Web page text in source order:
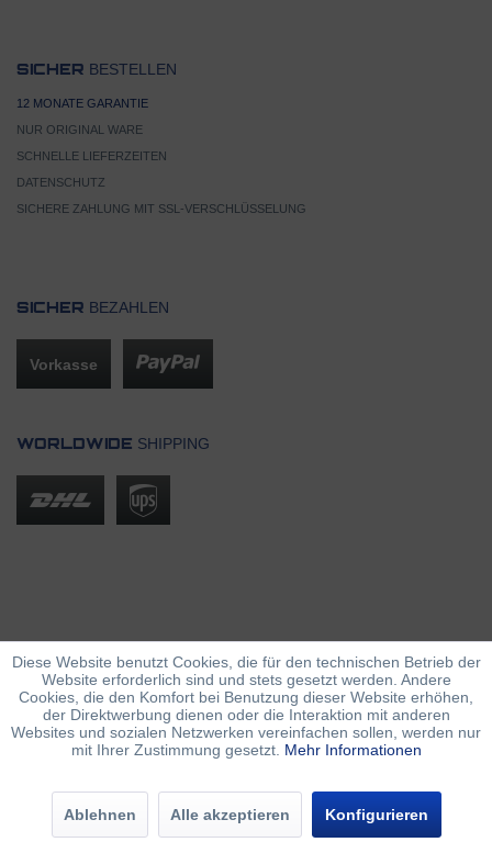
SICHER BESTELLEN
12 MONATE GARANTIE
NUR ORIGINAL WARE
SCHNELLE LIEFERZEITEN
DATENSCHUTZ
SICHERE ZAHLUNG MIT SSL-VERSCHLÜSSELUNG
SICHER BEZAHLEN
Vorkasse
WORLDWIDE SHIPPING
Diese Website benutzt Cookies, die für den technischen Betrieb der
Website erforderlich sind und stets gesetzt werden. Andere
Cookies, die den Komfort bei Benutzung dieser Website erhöhen,
der Direktwerbung dienen oder die Interaktion mit anderen
Websites und sozialen Netzwerken vereinfachen sollen, werden nur
mit Ihrer Zustimmung gesetzt. Mehr Informationen
Ablehnen Alle akzeptieren Konfigurieren